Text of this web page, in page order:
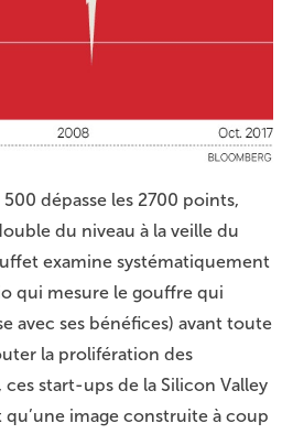
500 dépasse les 2700 points,
du niveau à la veille du
examine systématiquement
qui mesure le gouffre qui
avec ses bénéfices) avant toute
la prolifération des
ces start-ups de la Silicon Valley
qu’une image construite à coup